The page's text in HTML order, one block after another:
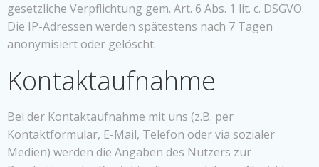
gesetzliche Verpflichtung gem. Art. 6 Abs. 1 lit. c. DSGVO.
Die IP-Adressen werden spätestens nach 7 Tagen
anonymisiert oder gelöscht.
Kontaktaufnahme
Bei der Kontaktaufnahme mit uns (z.B. per
Kontaktformular, E-Mail, Telefon oder via sozialer
Medien) werden die Angaben des Nutzers zur